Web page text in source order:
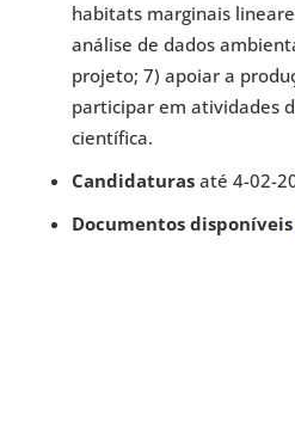
habitats marginais
análise de dados
projeto; 7) apoiar a
participar em atividades
científica.
Candidaturasaté 4-02-
Documentos disponíveis